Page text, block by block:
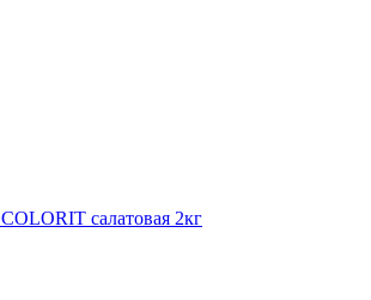
салатовая 2кг